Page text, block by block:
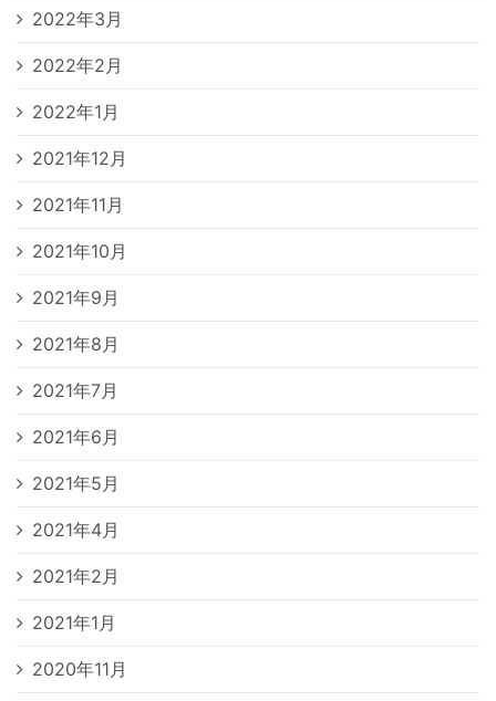
2022年3月
2022年2月
2022年1月
2021年12月
2021年11月
2021年10月
2021年9月
2021年8月
2021年7月
2021年6月
2021年5月
2021年4月
2021年2月
2021年1月
2020年11月